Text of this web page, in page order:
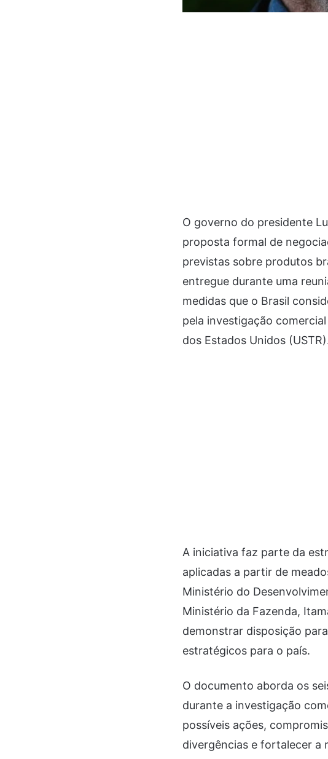
O governo do presidente
proposta formal de
previstas sobre produtos
entregue durante uma
medidas que o Brasil
pela investigação
dos Estados Unidos
A iniciativa faz parte da
aplicadas a partir de
Ministério do
Ministério da Fazenda,
demonstrar disposição
estratégicos para o país.
O documento aborda os
durante a investigação
possíveis ações,
divergências e fortalecer a